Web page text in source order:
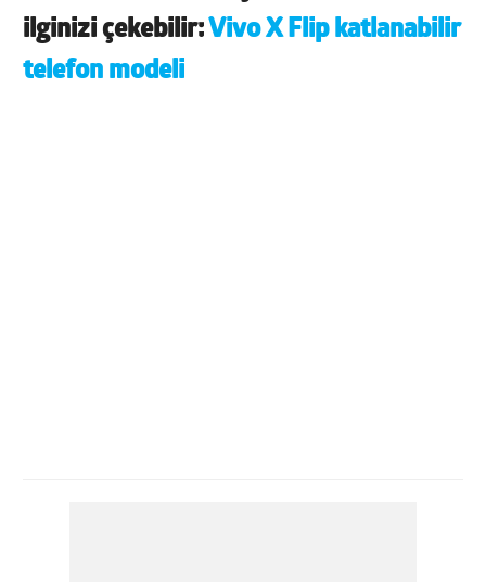
ilginizi çekebilir: Vivo X Flip katlanabilir
telefon modeli